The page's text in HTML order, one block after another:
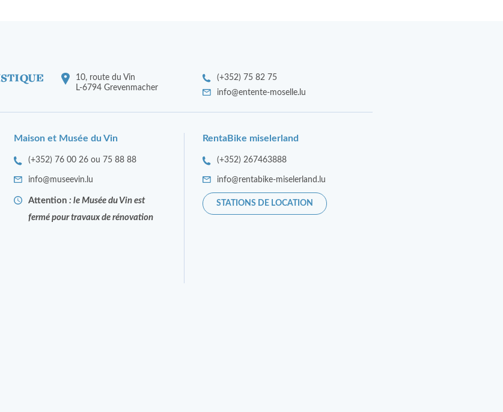
10, route du Vin
L-6794 Grevenmacher
(+352) 75 82 75
info@entente-moselle.lu
Maison et Musée du Vin
(+352) 76 00 26 ou 75 88 88
info@museevin.lu
Attention : le Musée du Vin est
fermé pour travaux de rénovation
RentaBike miselerland
(+352) 267463888
info@rentabike-miselerland.lu
STATIONS DE LOCATION